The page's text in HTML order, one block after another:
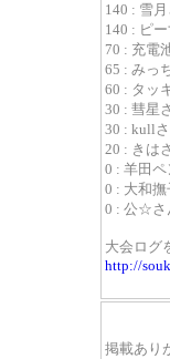
140 : 雪
140 : ピ
70 : 充電
65 : みっ
60 : タッ
30 : 彗星
30 : kull
20 : きは
0 : 羊田
0 : 大和撫
0 : 公☆さ
大会ログ
http://
掲載あり